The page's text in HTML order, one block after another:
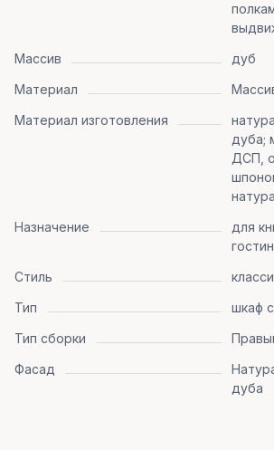
Массив
дуб
Материал
Материал изготовления
дуба;
ДСП,
Назначение
для
Стиль
Тип
шкаф
Тип сборки
Фасад
дуба